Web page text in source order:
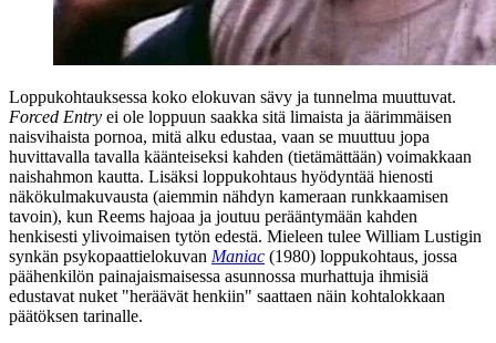
Loppukohtauksessa koko elokuvan sävy ja tunnelma muuttuvat.
Forced Entry ei ole loppuun saakka sitä limaista ja äärimmäisen
naisvihaista pornoa, mitä alku edustaa, vaan se muuttuu jopa
huvittavalla tavalla käänteiseksi kahden (tietämättään) voimakkaan
naishahmon kautta. Lisäksi loppukohtaus hyödyntää hienosti
näkökulmakuvausta (aiemmin nähdyn kameraan runkkaamisen
tavoin), kun Reems hajoaa ja joutuu perääntymään kahden
henkisesti ylivoimaisen tytön edestä. Mieleen tulee William Lustigin
synkän psykopaattielokuvan Maniac (1980) loppukohtaus, jossa
päähenkilön painajaismaisessa asunnossa murhattuja ihmisiä
edustavat nuket "heräävät henkiin" saattaen näin kohtalokkaan
päätöksen tarinalle.